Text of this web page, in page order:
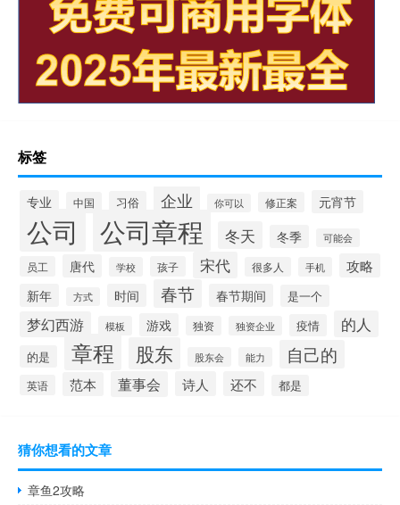
标签
专业 中国 习俗 企业 你可以 修正案 元宵节
公司 公司章程 冬天 冬季 可能会
员工 唐代 学校 孩子 宋代 很多人 手机 攻略
新年 方式 时间 春节 春节期间 是一个
梦幻西游 模板 游戏 独资 独资企业 疫情 的人
的是 章程 股东 股东会 能力 自己的
英语 范本 董事会 诗人 还不 都是
猜你想看的文章
章鱼2攻略